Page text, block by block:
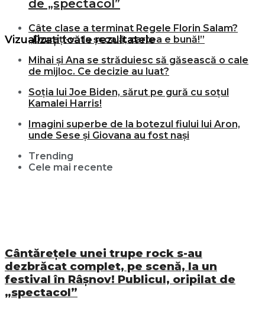
Vizualizați toate rezultatele
de „spectacol”
Câte clase a terminat Regele Florin Salam?
„Duceți-vă la școală, cartea e bună!”
Mihai și Ana se străduiesc să găsească o cale
de mijloc. Ce decizie au luat?
Soția lui Joe Biden, sărut pe gură cu soțul
Kamalei Harris!
Imagini superbe de la botezul fiului lui Aron,
unde Sese și Giovana au fost nași
Trending
Cele mai recente
Cântărețele unei trupe rock s-au
dezbrăcat complet, pe scenă, la un
festival în Râșnov! Publicul, oripilat de
„spectacol”